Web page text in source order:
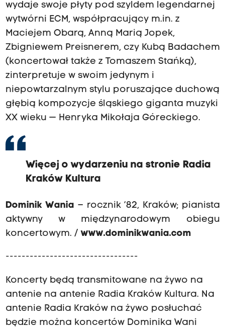
wydaje swoje płyty pod szyldem legendarnej
wytwórni ECM, współpracujący m.in. z
Maciejem Obarą, Anną Marią Jopek,
Zbigniewem Preisnerem, czy Kubą Badachem
(koncertował także z Tomaszem Stańką),
zinterpretuje w swoim jedynym i
niepowtarzalnym stylu poruszające duchową
głębią kompozycje śląskiego giganta muzyki
XX wieku — Henryka Mikołaja Góreckiego.
Więcej o wydarzeniu na stronie Radia
Kraków Kultura
Dominik Wania – rocznik ’82, Kraków; pianista
aktywny w międzynarodowym obiegu
koncertowym. /www.dominikwania.com
---------------------------------
Koncerty będą transmitowane na żywo na
antenie na antenie Radia Kraków Kultura. Na
antenie Radia Kraków na żywo posłuchać
będzie można koncertów Dominika Wani